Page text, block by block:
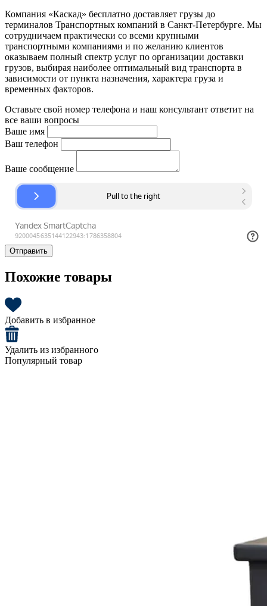
Компания «Каскад» бесплатно доставляет грузы до
терминалов Транспортных компаний в Санкт-Петербурге. Мы
сотрудничаем практически со всеми крупными
транспортными компаниями и по желанию клиентов
оказываем полный спектр услуг по организации доставки
грузов, выбирая наиболее оптимальный вид транспорта в
зависимости от пункта назначения, характера груза и
временных факторов.
Оставьте свой номер телефона и наш консультант ответит на
все ваши вопросы
Ваше имя
Ваш телефон
Ваше сообщение
Отправить
Похожие товары
Добавить в избранное
Удалить из избранного
Популярный товар